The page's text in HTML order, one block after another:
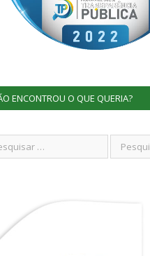
ENCONTROU O QUE QUERIA?